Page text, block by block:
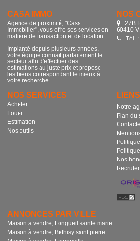
CASA IMMO
Agence de proximité, "Casa
Immobilier", vous offre ses services en
matière de transaction et de location.
Implanté depuis plusieurs années,
votre équipe connait parfaitement le
secteur afin d'effectuer des
estimations au juste prix et propose
les biens correspondant le mieux à
votre recherche.
NOS
27B
60410
Tél.
NOS SERVICES
Acheter
Louer
Estimation
Nos outils
Notre
Plan du
Nos
ANNONCES PAR VILLE
Maison à vendre, Longueil sainte marie
Maison à vendre, Bethisy saint pierre